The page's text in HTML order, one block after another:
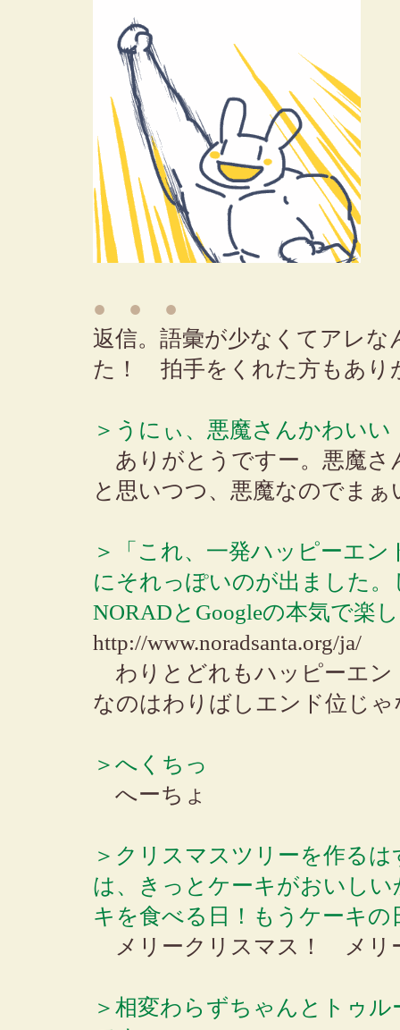
● ● ●
返信。語彙が少なくてアレ
た！ 拍手をくれた方もあり
＞うにぃ、悪魔さんかわい
ありがとうですー。悪魔さ
と思いつつ、悪魔なのでま
＞「これ、一発ハッピーエ
にそれっぽいのが出ました
NORADとGoogleの本気で楽
http://www.noradsanta.org/ja/
わりとどれもハッピーエン
なのはわりばしエンド位じ
＞へくちっ
へーちょ
＞クリスマスツリーを作る
は、きっとケーキがおいし
キを食べる日！もうケーキの
メリークリスマス！ メリ
＞相変わらずちゃんとトゥ